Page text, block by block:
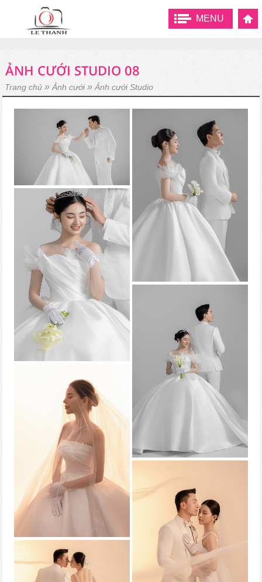
MENU
ẢNH CƯỚI STUDIO 08
Trang chủ » Ảnh cưới » Ảnh cưới Studio